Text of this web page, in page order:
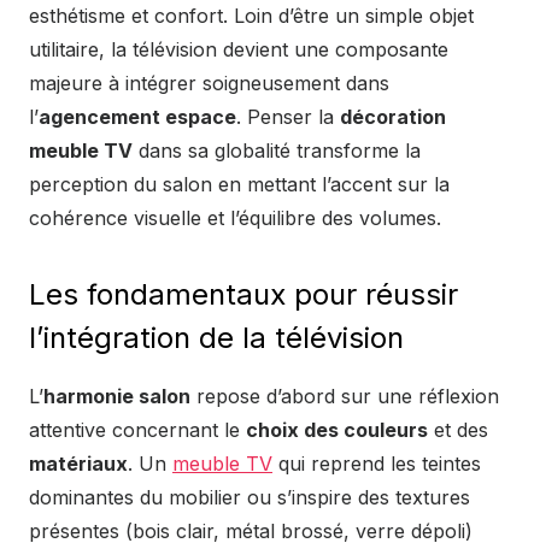
esthétisme et confort. Loin d’être un simple objet
utilitaire, la télévision devient une composante
majeure à intégrer soigneusement dans
l’agencement espace. Penser la décoration
meuble TV dans sa globalité transforme la
perception du salon en mettant l’accent sur la
cohérence visuelle et l’équilibre des volumes.
Les fondamentaux pour réussir
l’intégration de la télévision
L’harmonie salon repose d’abord sur une réflexion
attentive concernant le choix des couleurs et des
matériaux. Un meuble TV qui reprend les teintes
dominantes du mobilier ou s’inspire des textures
présentes (bois clair, métal brossé, verre dépoli)